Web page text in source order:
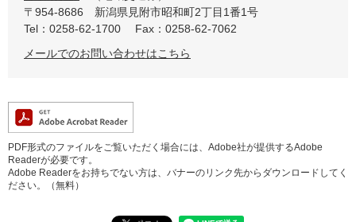
〒954-8686
新潟県見附市昭和町2丁目1番1号
Tel：0258-62-1700
Fax：0258-62-7062
メールでのお問い合わせはこちら
PDF形式のファイルをご覧いただく場合には、Adobe社が提供するAdobe
Readerが必要です。
Adobe Readerをお持ちでない方は、バナーのリンク先からダウンロードしてく
ださい。（無料）